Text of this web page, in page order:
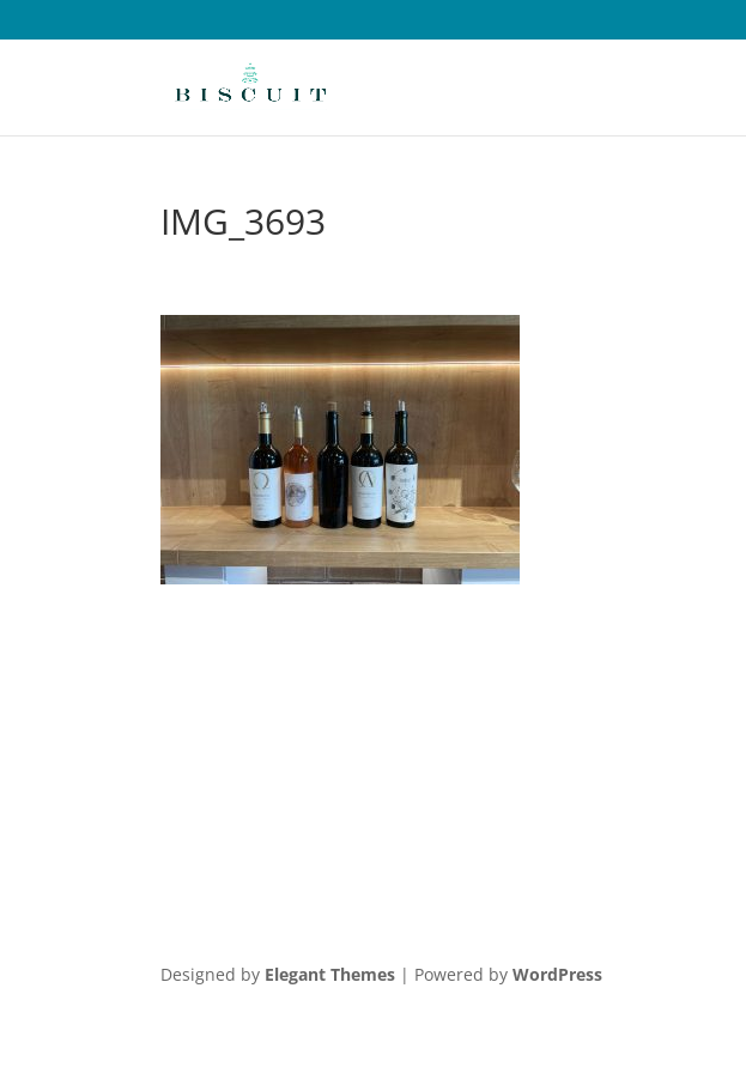
IMG_3693
Designed by Elegant Themes | Powered byWordPress